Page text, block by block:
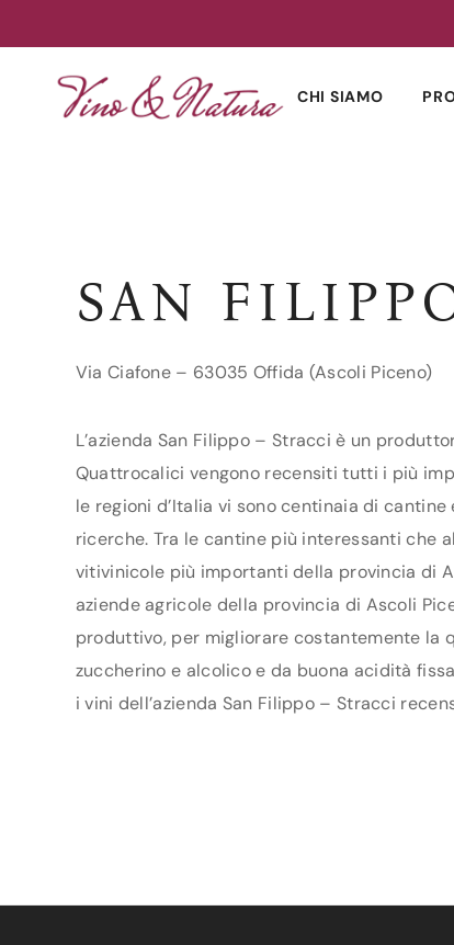
CHI SIAMO
SAN
Via Ciafone – 63035 Offida (Ascoli Piceno)
L’azienda San Filippo – Stracci è un
Quattrocalici vengono recensiti tutti i più
le regioni d’Italia vi sono centinaia di
ricerche. Tra le cantine più interessanti che
vitivinicole più importanti della provincia di
aziende agricole della provincia di Ascoli
produttivo, per migliorare costantemente la
zuccherino e alcolico e da buona acidità
i vini dell’azienda San Filippo – Stracci